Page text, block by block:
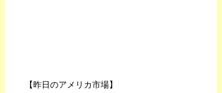
【昨日のアメリカ市場】